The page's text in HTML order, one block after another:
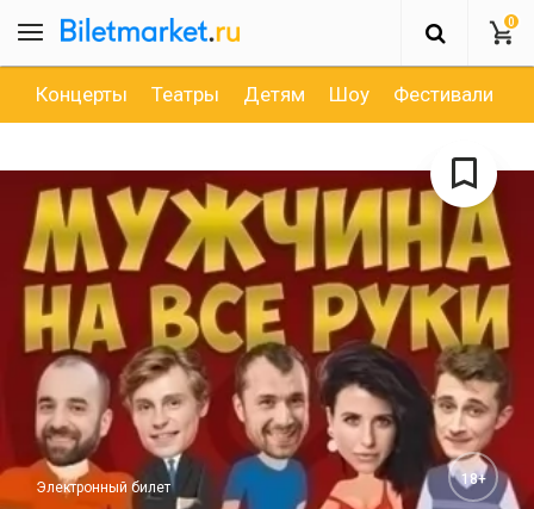
0
Концерты Театры Детям Шоу Фестивали
Электронный билет 18+